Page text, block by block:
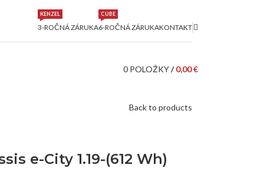
3-ROČNÁ ZÁRUKA
KENZEL
6-ROČNÁ ZÁRUKA
CUBE
KONTAKT
0 POLOŽKY/ 0,00€
Back to products
e-City 1.19-(612 Wh)